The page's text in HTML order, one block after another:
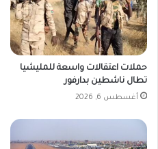
حملات اعتقالات واسعة للمليشيا
تطال ناشطين بدارفور
أغسطس 6, 2026